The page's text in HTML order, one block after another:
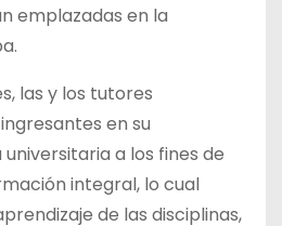
emplazadas en la
las y los tutores
en su
a los fines de
integral, lo cual
de las disciplinas,